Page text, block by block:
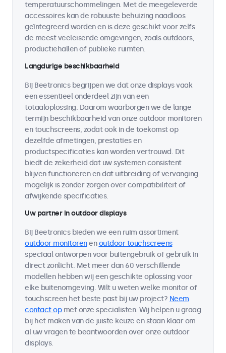
temperatuurschommelingen. Met de meegeleverde
accessoires kan de robuuste behuizing naadloos
geïntegreerd worden en is deze geschikt voor zelfs
de meest veeleisende omgevingen, zoals outdoors,
productiehallen of publieke ruimten.
Langdurige beschikbaarheid
Bij Beetronics begrijpen we dat onze displays vaak
een essentieel onderdeel zijn van een
totaaloplossing. Daarom waarborgen we de lange
termijn beschikbaarheid van onze outdoor monitoren
en touchscreens, zodat ook in de toekomst op
dezelfde afmetingen, prestaties en
productspecificaties kan worden vertrouwd. Dit
biedt de zekerheid dat uw systemen consistent
blijven functioneren en dat uitbreiding of vervanging
mogelijk is zonder zorgen over compatibiliteit of
afwijkende specificaties.
Uw partner in outdoor displays
Bij Beetronics bieden we een ruim assortiment
outdoor monitorenenoutdoor touchscreens
speciaal ontworpen voor buitengebruik of gebruik in
direct zonlicht. Met meer dan 60 verschillende
modellen hebben wij een geschikte oplossing voor
elke buitenomgeving. Wilt u weten welke monitor of
touchscreen het beste past bij uw project? Neem
contact opmet onze specialisten. Wij helpen u graag
bij het maken van de juiste keuze en staan klaar om
al uw vragen te beantwoorden over onze outdoor
displays.